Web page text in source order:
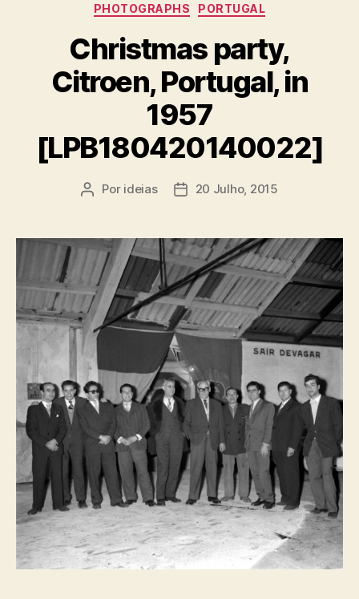
PHOTOGRAPHS
PORTUGAL
Christmas party,
Citroen, Portugal, in
1957
[LPB180420140022]
Autor
Por ideias
Data20 Julho, 2015